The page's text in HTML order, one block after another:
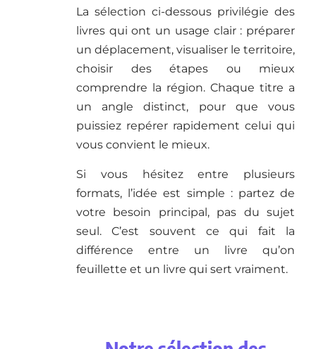
La sélection ci-dessous privilégie des
livres qui ont un usage clair : préparer
un déplacement, visualiser le territoire,
choisir des étapes ou mieux
comprendre la région. Chaque titre a
un angle distinct, pour que vous
puissiez repérer rapidement celui qui
vous convient le mieux.
Si vous hésitez entre plusieurs
formats, l’idée est simple : partez de
votre besoin principal, pas du sujet
seul. C’est souvent ce qui fait la
différence entre un livre qu’on
feuillette et un livre qui sert vraiment.